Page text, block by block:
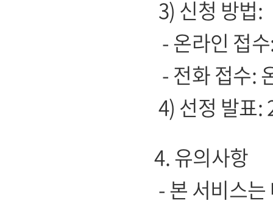
3) 신청 방법:
- 온라인 접
- 전화 접수:
4) 선정 발표:
4. 유의사항
- 본 서비스